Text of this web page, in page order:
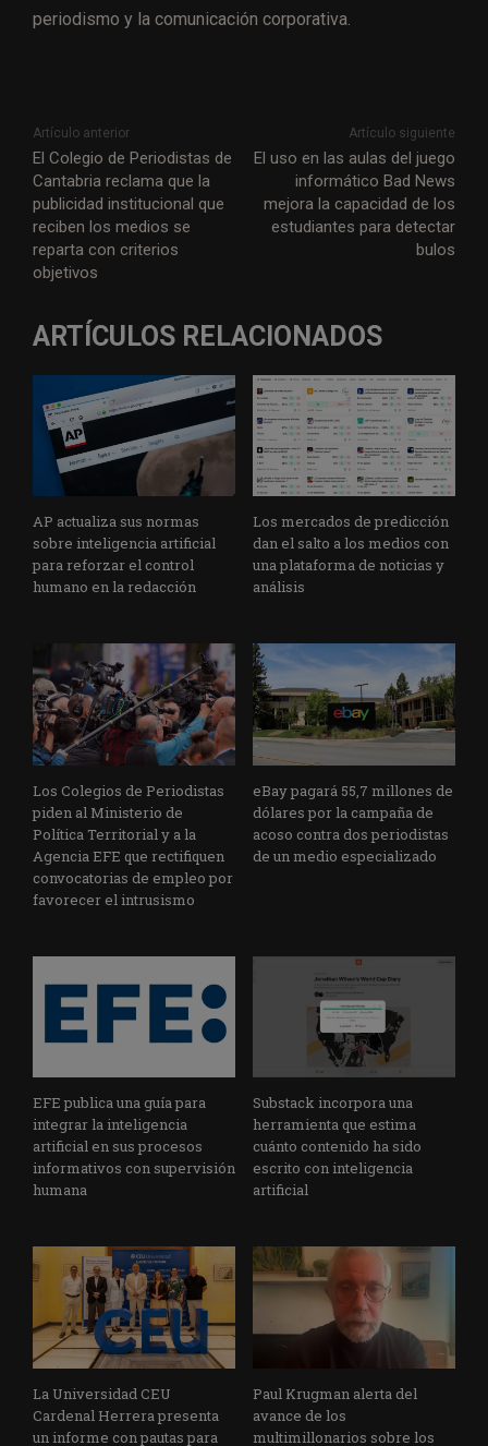
periodismo y la comunicación corporativa.
Artículo anterior
El Colegio de Periodistas de
Cantabria reclama que la
publicidad institucional que
reciben los medios se
reparta con criterios
objetivos
Artículo siguiente
El uso en las aulas del juego
informático Bad News
mejora la capacidad de los
estudiantes para detectar
bulos
ARTÍCULOS RELACIONADOS
AP actualiza sus normas
sobre inteligencia artificial
para reforzar el control
humano en la redacción
Los mercados de predicción
dan el salto a los medios con
una plataforma de noticias y
análisis
Los Colegios de Periodistas
piden al Ministerio de
Política Territorial y a la
Agencia EFE que rectifiquen
convocatorias de empleo por
favorecer el intrusismo
eBay pagará 55,7 millones de
dólares por la campaña de
acoso contra dos periodistas
de un medio especializado
EFE publica una guía para
integrar la inteligencia
artificial en sus procesos
informativos con supervisión
humana
Substack incorpora una
herramienta que estima
cuánto contenido ha sido
escrito con inteligencia
artificial
La Universidad CEU
Cardenal Herrera presenta
un informe con pautas para
Paul Krugman alerta del
avance de los
multimillonarios sobre los